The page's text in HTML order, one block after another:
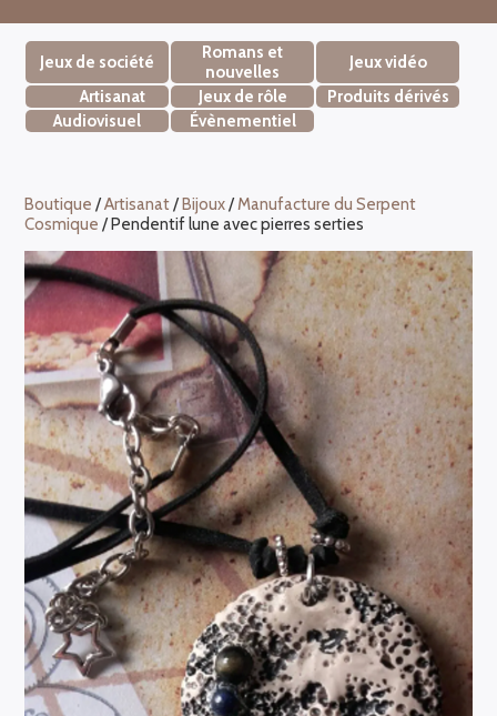
Jeux de société
Romans et
nouvelles
Jeux vidéo
Artisanat
Jeux de rôle
Produits dérivés
Audiovisuel
Évènementiel
Boutique /Artisanat/Bijoux/Manufacture du Serpent
Cosmique / Pendentif lune avec pierres serties